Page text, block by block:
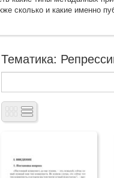
сколько и какие именно
Тематика: